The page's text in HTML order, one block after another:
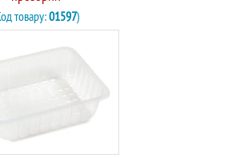
товару:01597)